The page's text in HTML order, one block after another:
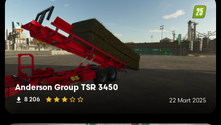
Anderson Group TSR 3450
8 206 22 Mart 2025